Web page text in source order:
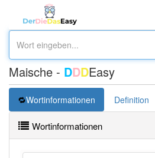
Maische - DDDEasy
Wortinformationen Definition
Wortinformationen